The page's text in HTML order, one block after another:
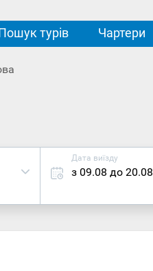
турів Чартери
Дата виїзду
з 09.08 до 20.08